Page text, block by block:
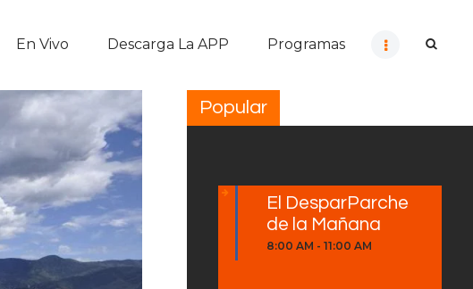
En Vivo Descarga La APP Programas
Popular
El DesparParche
de la Mañana
8:00 AM -11:00 AM